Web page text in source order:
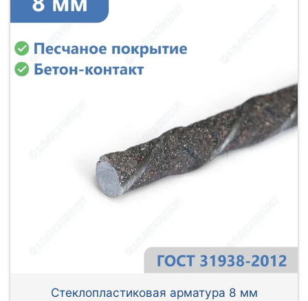
Стеклопластиковая арматура 8 мм